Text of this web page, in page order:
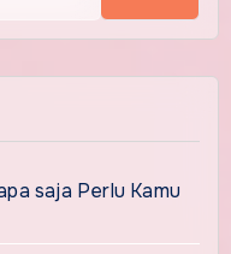
saja Perlu Kamu